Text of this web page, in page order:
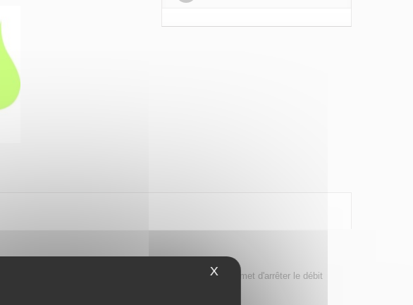
X Masquer le bandeau des cookies
de carburant. Un dispositif d'arrêt automatique permet d'arrêter le débit